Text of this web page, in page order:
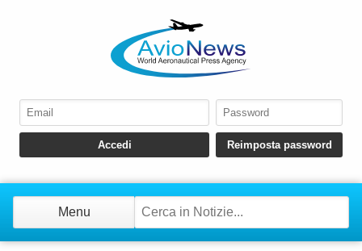
Menu